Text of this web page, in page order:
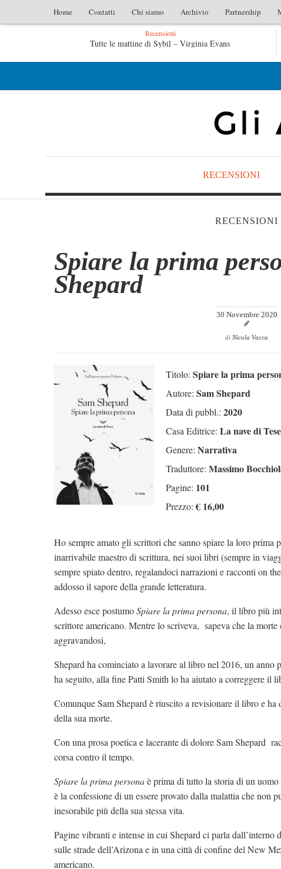
Home Contatti Chi siamo Archivio Partnership
Recensioni
Tutte le mattine di Sybil – Virginia Evans L’idraulico
L’idraulico non verrà – Fruttero & Lucentini
RECENSIONI
RECENSIONI
Spiare la prima
Shepard
30 Novembre 2020
di Nicola Vacca
Titolo: Spiare la prima
Autore: Sam Shepard
Data di pubbl.: 2020
Casa Editrice: La nave di
Genere: Narrativa
Traduttore: Massimo
Pagine: 101
Prezzo:€ 16,00
Ho sempre amato gli scrittori che sanno spiare la loro prima
inarrivabile maestro di scrittura, nei suoi libri (sempre in
sempre spiato dentro, regalandoci narrazioni e racconti on
addosso il sapore della grande letteratura.
Adesso esce postumoSpiare la prima persona, il libro più
scrittore americano. Mentre lo scriveva, sapeva che la
aggravandosi,
Shepard ha cominciato a lavorare al libro nel 2016, un anno
ha seguito, alla fine Patti Smith lo ha aiutato a correggere il
Comunque Sam Shepard è riuscito a revisionare il libro e
della sua morte.
Con una prosa poetica e lacerante di dolore Sam Shepard
corsa contro il tempo.
Spiare la prima personaè prima di tutto la storia di un
è la confessione di un essere provato dalla malattia che non
inesorabile più della sua stessa vita.
Pagine vibranti e intense in cui Shepard ci parla dall’interno
sulle strade dell’Arizona e in una città di confine del New
americano.